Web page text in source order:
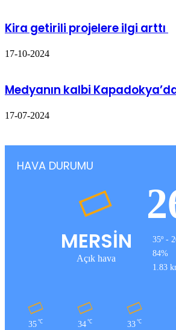
Kira getirili projelere ilgi arttı
17-10-2024
Medyanın kalbi
17-07-2024
HAVA DURUMU
MERSİN
Açık hava
35º -
84%
1.83
35 ℃ 34 ℃ 33 ℃